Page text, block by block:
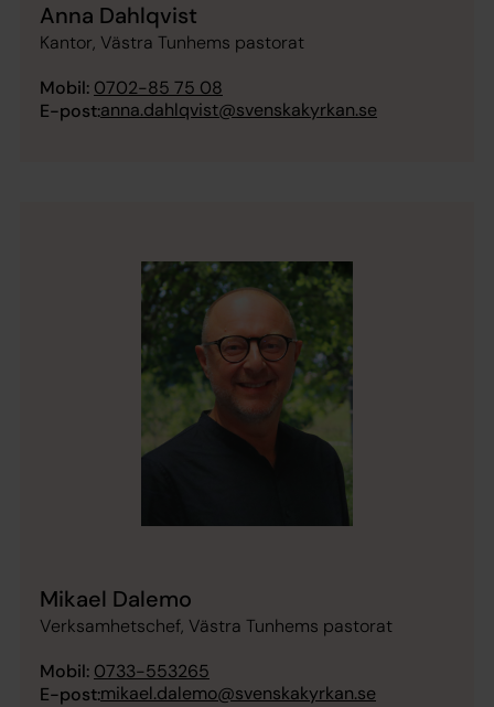
Anna Dahlqvist
Kantor, Västra Tunhems pastorat
Mobil: 0702-85 75 08
E-post:anna.dahlqvist@svenskakyrkan.se
Mikael Dalemo
Verksamhetschef, Västra Tunhems pastorat
Mobil: 0733-553265
E-post:mikael.dalemo@svenskakyrkan.se